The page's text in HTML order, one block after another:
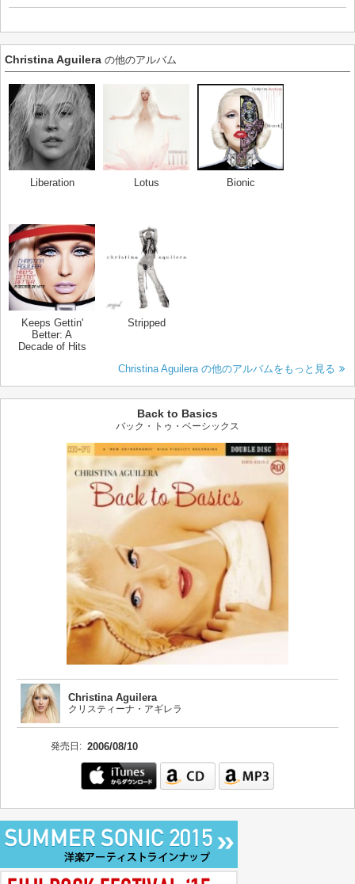
Christina Aguilera の他のアルバム
Liberation Lotus Bionic
Keeps Gettin'
Better: A
Decade of Hits
Stripped
Christina Aguilera の他のアルバムをもっと見る
Back to Basics
バック・トゥ・ベーシックス
Christina Aguilera
クリスティーナ・アギレラ
発売日: 2006/08/10